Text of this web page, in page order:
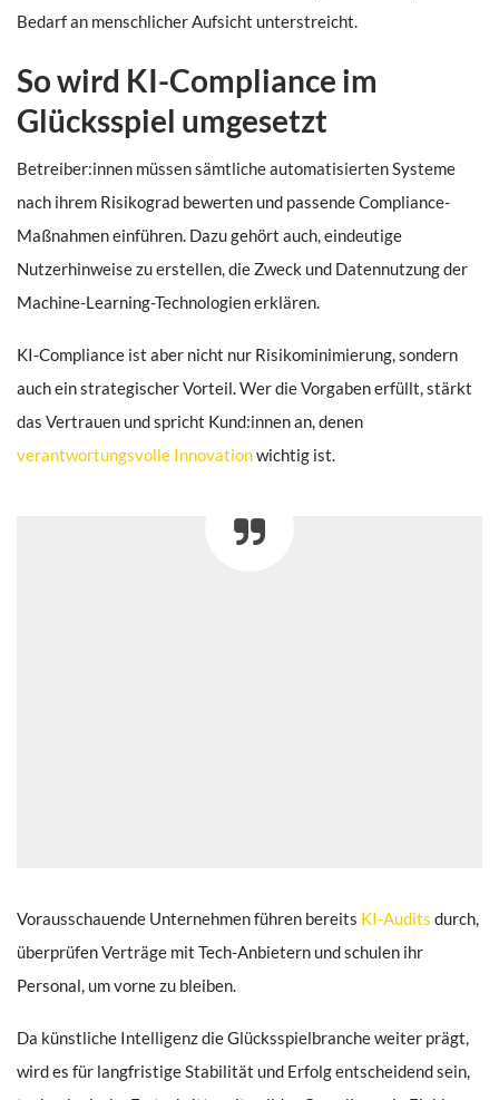
Bedarf an menschlicher Aufsicht unterstreicht.
So wird KI-Compliance im
Glücksspiel umgesetzt
Betreiber:innen müssen sämtliche automatisierten Systeme
nach ihrem Risikograd bewerten und passende Compliance-
Maßnahmen einführen. Dazu gehört auch, eindeutige
Nutzerhinweise zu erstellen, die Zweck und Datennutzung der
Machine-Learning-Technologien erklären.
KI-Compliance ist aber nicht nur Risikominimierung, sondern
auch ein strategischer Vorteil. Wer die Vorgaben erfüllt, stärkt
das Vertrauen und spricht Kund:innen an, denen
verantwortungsvolle Innovationwichtig ist.
Vorausschauende Unternehmen führen bereits KI-Audits durch,
überprüfen Verträge mit Tech-Anbietern und schulen ihr
Personal, um vorne zu bleiben.
Da künstliche Intelligenz die Glücksspielbranche weiter prägt,
wird es für langfristige Stabilität und Erfolg entscheidend sein,